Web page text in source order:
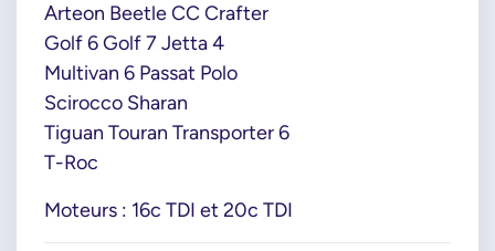
Arteon Beetle CC Crafter
Golf 6 Golf 7 Jetta 4
Multivan 6 Passat Polo
Scirocco Sharan
Tiguan Touran Transporter 6
T-Roc
Moteurs : 16c TDI et 20c TDI